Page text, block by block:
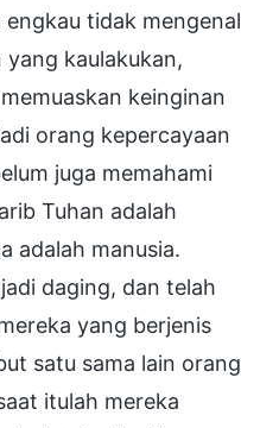
tidak mengenal
yang kaulakukan,
keinginan
orang kepercayaan
juga memahami
Tuhan adalah
adalah manusia.
daging, dan telah
yang berjenis
satu sama lain orang
itulah mereka